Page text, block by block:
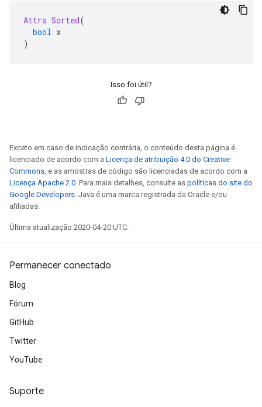
Attrs Sorted(
bool x
)
Isso foi útil?
Exceto em caso de indicação contrária, o conteúdo desta página é
licenciado de acordo com a Licença de atribuição 4.0 do Creative
Commons, e as amostras de código são licenciadas de acordo com a
Licença Apache 2.0. Para mais detalhes, consulte as políticas do site do
Google Developers. Java é uma marca registrada da Oracle e/ou
afiliadas.
Última atualização 2020-04-20 UTC.
Permanecer conectado
Blog
Fórum
GitHub
Twitter
YouTube
Suporte